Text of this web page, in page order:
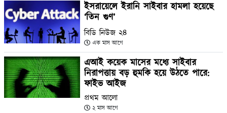
ইসরায়েলে ইরানি সাইবার হামলা হয়েছে
‘তিন গুণ’
বিডি নিউজ ২৪
এক মাস আগে
এআই কয়েক মাসের মধ্যে সাইবার
নিরাপত্তায় বড় হুমকি হয়ে উঠতে পারে:
ফাইভ আইজ
প্রথম আলো
২ মাস আগে